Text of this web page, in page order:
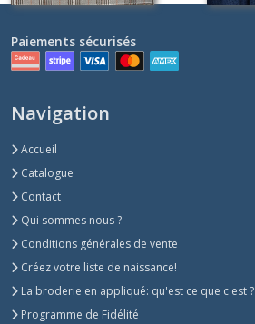
Paiements sécurisés
Navigation
Accueil
Catalogue
Contact
Qui sommes nous ?
Conditions générales de vente
Créez votre liste de naissance!
La broderie en appliqué: qu'est ce que c'est ?
Programme de Fidélité